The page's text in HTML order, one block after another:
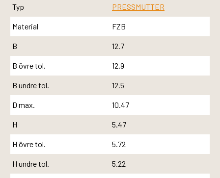
Typ PRESSMUTTER
Material FZB
B 12.7
B övre tol. 12.9
B undre tol. 12.5
D max. 10.47
H 5.47
H övre tol. 5.72
H undre tol. 5.22